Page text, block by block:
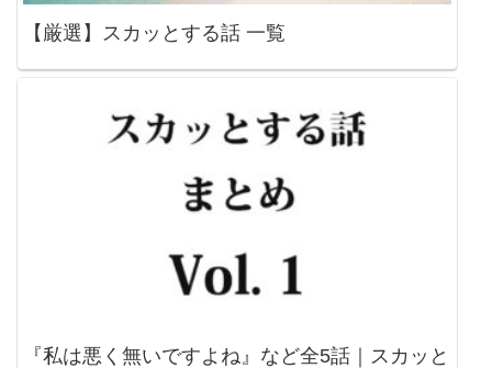
【厳選】スカッとする話 一覧
『私は悪く無いですよね』など全5話｜スカッと